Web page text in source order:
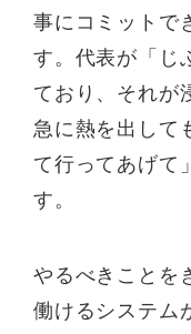
事にコミットで
す。代表が「じ
ており、それが
急に熱を出して
て行ってあげて
す。
やるべきことを
働けるシステム